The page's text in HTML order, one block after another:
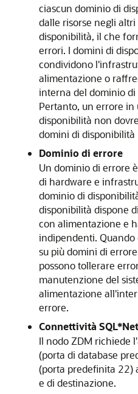
ciascun dominio di
dalle risorse negli
disponibilità, il che
errori. I domini di
condividono
alimentazione o
interna del dominio di
Pertanto, un errore in
disponibilità non
domini di disponibilità
Dominio di errore
Un dominio di errore
di hardware e
dominio di
disponibilità dispone
con alimentazione e
indipendenti. Quando
su più domini di
possono tollerare
manutenzione del
alimentazione
errore.
Connettività
Il nodo ZDM richiede
(porta di database
(porta predefinita 22)
e di destinazione.